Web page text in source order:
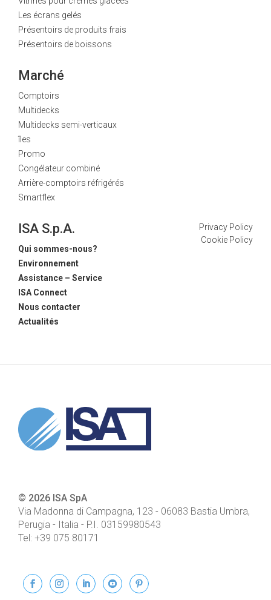
Les écrans gelés
Présentoirs de produits frais
Présentoirs de boissons
Marché
Comptoirs
Multidecks
Multidecks semi-verticaux
îles
Promo
Congélateur combiné
Arrière-comptoirs réfrigérés
Smartflex
ISA S.p.A.
Qui sommes-nous?
Environnement
Assistance – Service
ISA Connect
Nous contacter
Actualités
Privacy Policy
Cookie Policy
© 2026 ISA SpA
Via Madonna di Campagna, 123 - 06083 Bastia Umbra,
Perugia - Italia - P.I. 03159980543
Tel: +39 075 80171